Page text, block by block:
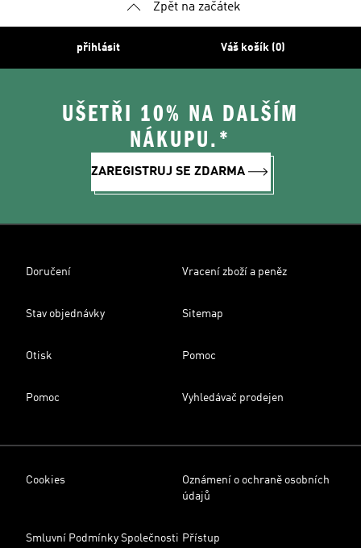
Zpět na začátek
přihlásit Váš košík (0)
UŠETŘI 10% NA DALŠÍM
NÁKUPU.*
ZAREGISTRUJ SE ZDARMA
Doručení Vracení zboží a peněz
Stav objednávky Sitemap
Otisk Pomoc
Pomoc Vyhledávač prodejen
Cookies
Oznámení o ochraně osobních
údajů
Smluvní Podmínky Společnosti Přístup